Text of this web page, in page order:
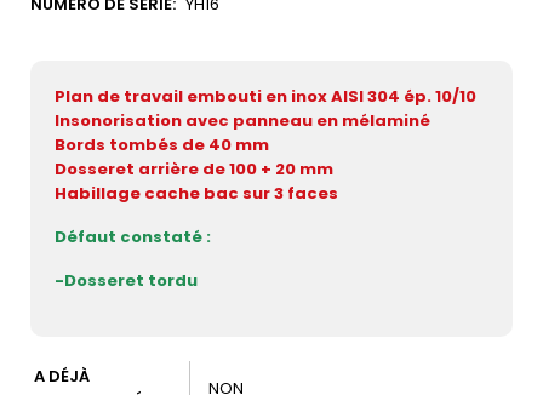
Plan de travail embouti en inox AISI 304 ép. 10/10
Insonorisation avec panneau en mélaminé
Bords tombés de 40 mm
Dosseret arrière de 100 + 20 mm
Habillage cache bac sur 3 faces
Défaut constaté :
-Dosseret tordu
A DÉJÀ
NON